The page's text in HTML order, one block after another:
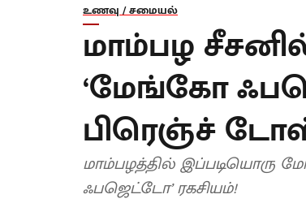
உணவு / சமையல்
மாம்பழ
‘மேங்கோ
பிரெஞ்ச்
மாம்பழத்தில் இப்படியொரு
ஃபஜெட்டோ’ ரகசியம்!